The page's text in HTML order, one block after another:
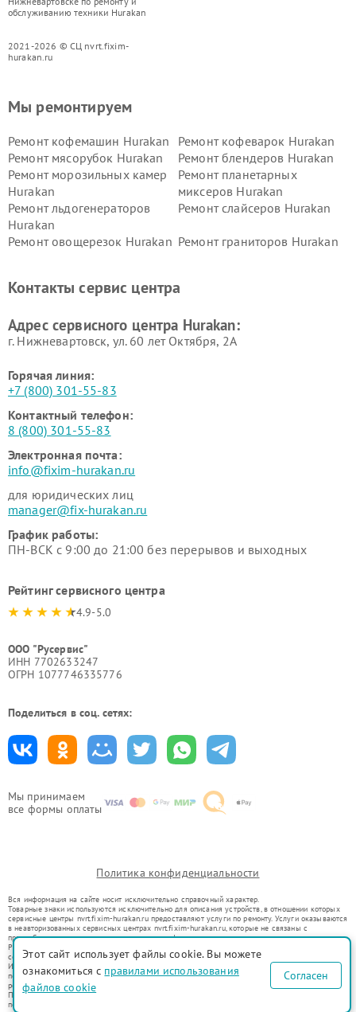
обслуживанию техники Hurakan
2021-2026 © СЦ nvrt.fixim-
hurakan.ru
Мы принимаем
все формы оплаты
Мы ремонтируем
Ремонт кофемашин Hurakan
Ремонт кофеварок Hurakan
Ремонт мясорубок Hurakan
Ремонт блендеров Hurakan
Ремонт морозильных камер
Hurakan
Ремонт планетарных
миксеров Hurakan
Ремонт льдогенераторов
Hurakan
Ремонт слайсеров Hurakan
Ремонт овощерезок Hurakan Ремонт граниторов Hurakan
Hurakan
Контакты сервис центра
Адрес сервисного центра Hurakan:
г. Нижневартовск, ул. 60 лет Октября, 2А
Горячая линия:
+7 (800) 301-55-83
Контактный телефон:
8 (800) 301-55-83
Электронная почта:
info@fixim-hurakan.ru
для юридических лиц
manager@fix-hurakan.ru
График работы:
ПН-ВСК с 9:00 до 21:00 без перерывов и выходных
Рейтинг сервисного центра
4.9-5.0
ООО "Русервис"
ИНН 7702633247
ОГРН 1077746335776
Поделиться в соц. сетях:
Политика конфиденциальности
Вся информация на сайте носит исключительно справочный характер.
Товарные знаки используются исключительно для описания устройств, в отношении которых
сервисные центры nvrt.fixim-hurakan.ru предоставляют услуги по ремонту. Услуги оказываются
в неавторизованных сервисных центрах nvrt.fixim-hurakan.ru, которые не связаны с
правообладателями товарных знаков или их официальными представителями.
Ремонт осуществляется для устройств, уже введенных в гражданский оборот в соответствии
со статьей 1487 ГК РФ.
Использование товарных знаков не преследует цели индивидуализации услуг или введения
потребителей в заблуждение, а служит для информирования о предоставляемых услугах по
ремонту техники указанных брендов.
Представленная на сайте информация не является публичной офертой, определяемой
положениями Статьи 437(2) Гражданского кодекса РФ
Этот сайт использует файлы cookie. Вы можете
ознакомиться с правилами использования
файлов cookie
Согласен